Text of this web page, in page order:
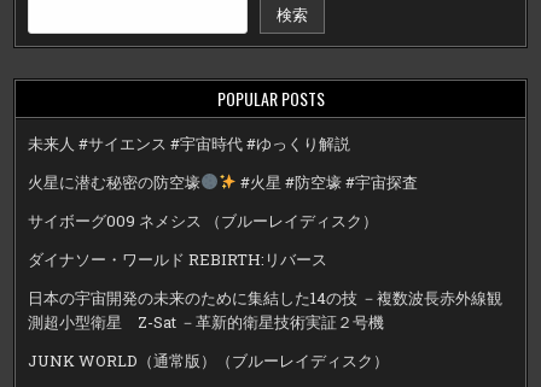
検索
POPULAR POSTS
未来人 #サイエンス #宇宙時代 #ゆっくり解説
火星に潜む秘密の防空壕
#火星 #防空壕 #宇宙探査
サイボーグ009 ネメシス （ブルーレイディスク）
ダイナソー・ワールド REBIRTH:リバース
日本の宇宙開発の未来のために集結した14の技 －複数波長赤外線観
測超小型衛星 Z-Sat －革新的衛星技術実証２号機
JUNK WORLD（通常版）（ブルーレイディスク）